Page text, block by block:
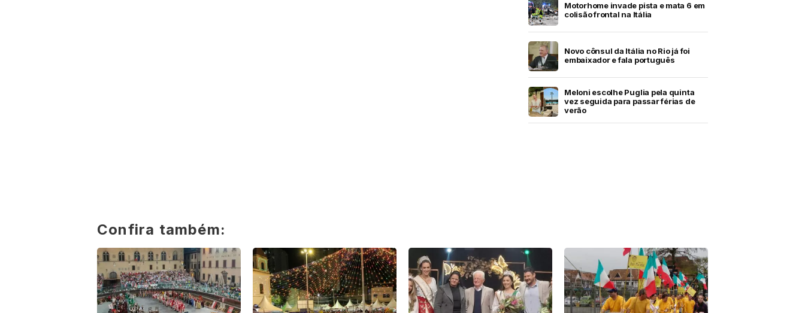
Motorhome invade pista e mata 6 em
colisão frontal na Itália
Novo cônsul da Itália no Rio já foi
embaixador e fala português
Meloni escolhe Puglia pela quinta
vez seguida para passar férias de
verão
Confira também: